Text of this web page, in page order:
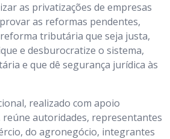
as privatizações de empresas
as reformas pendentes,
tributária que seja justa,
e desburocratize o sistema,
e que dê segurança jurídica às
realizado com apoio
reúne autoridades, representantes
do agronegócio, integrantes